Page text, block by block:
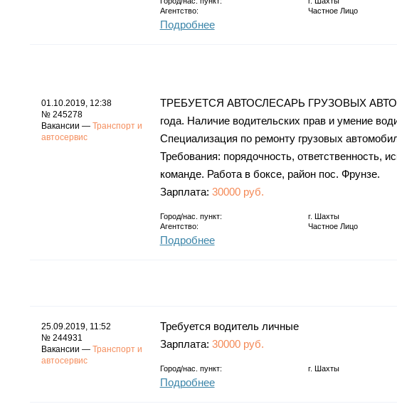
Агентство:
Частное Лицо
Подробнее
01.10.2019, 12:38
№ 245278
Вакансии — Транспорт и
автосервис
ТРЕБУЕТСЯ АВТОСЛЕСАРЬ ГРУЗОВЫХ
года. Наличие водительских прав и умение
Специализация по ремонту грузовых
Требования: порядочность, ответственность,
команде. Работа в боксе, район пос. Фрунзе.
Зарплата: 30000 руб.
Город/нас. пункт: г. Шахты
Агентство:
Частное Лицо
Подробнее
25.09.2019, 11:52
№ 244931
Вакансии — Транспорт и
автосервис
Требуется водитель личные
Зарплата: 30000 руб.
Город/нас. пункт: г. Шахты
Подробнее